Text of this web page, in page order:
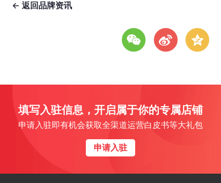
← 返回品牌资讯
填写入驻信息，开启属于你的专属店铺
申请入驻即有机会获取全渠道运营白皮书等大礼包
申请入驻